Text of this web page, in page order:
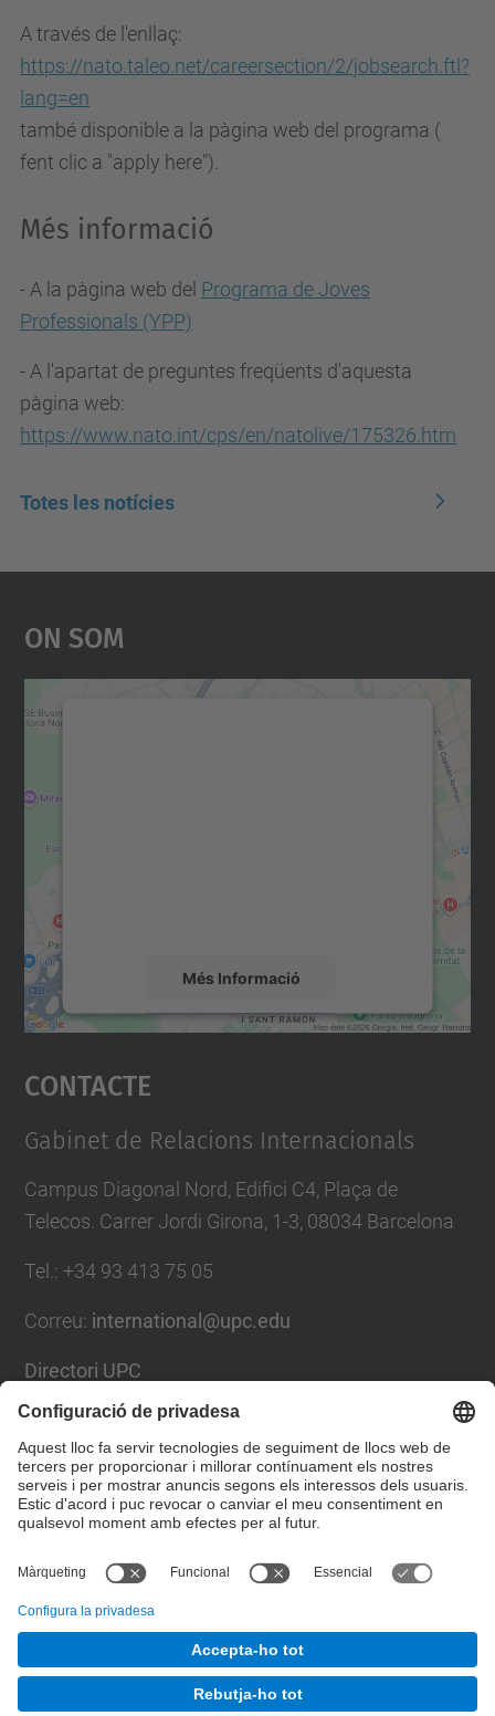
A través de l'enllaç:
https://nato.taleo.net/careersection/2/jobsearch.ftl?
lang=en
també disponible a la pàgina web del programa (
fent clic a "apply here").
Més informació
- A la pàgina web del Programa de Joves
Professionals (YPP)
- A l'apartat de preguntes freqüents d'aquesta
pàgina web:
https://www.nato.int/cps/en/natolive/175326.htm
Totes les notícies
On Som
Més Informació
Accepta
powered by
Contacte
Gabinet de Relacions Internacionals
Campus Diagonal Nord, Edifici C4, Plaça de
Telecos. Carrer Jordi Girona, 1-3, 08034 Barcelona
Tel. : +34 93 413 75 05
Correu: international@upc.edu
Directori UPC
Formulari de contacte i bústia de suggeriments
Llista Xarxes Socials
Gabinet de Relacions Internacionals